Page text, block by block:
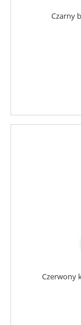
Czarny
Czerwony